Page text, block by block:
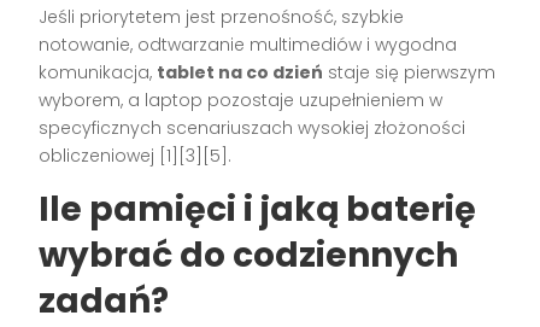
Jeśli priorytetem jest przenośność, szybkie
notowanie, odtwarzanie multimediów i wygodna
komunikacja, tablet na co dzień staje się pierwszym
wyborem, a laptop pozostaje uzupełnieniem w
specyficznych scenariuszach wysokiej złożoności
obliczeniowej [1][3][5].
Ile pamięci i jaką baterię
wybrać do codziennych
zadań?